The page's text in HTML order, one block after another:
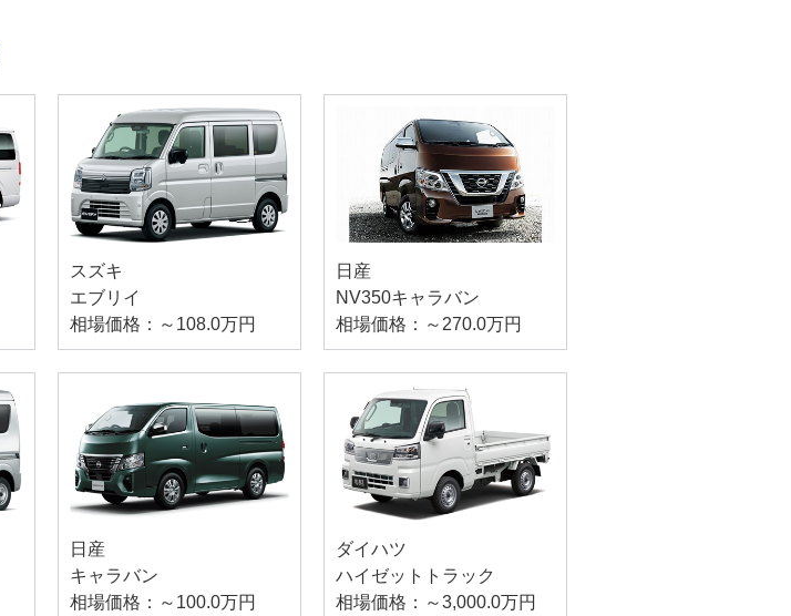
スズキ
エブリイ
相場価格：～108.0万円
日産
NV350キャラバン
相場価格：～270.0万円
日産
キャラバン
相場価格：～100.0万円
ダイハツ
ハイゼットトラック
相場価格：～3,000.0万円